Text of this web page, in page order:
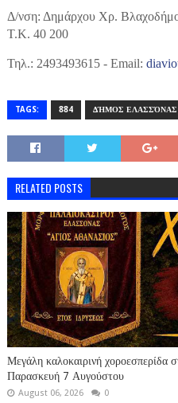
Δ/νση: Δημάρχου Χρ.
Τ.Κ. 40 200
Τηλ.: 2493493615 - Email:
TAGS: 884 ΔΉΜΟΣ ΕΛΑΣΣΌΝΑΣ
RELATED POSTS
Μεγάλη καλοκαιρινή χοροεσπερίδα
Παρασκευή 7 Αυγούστου
August 06, 2026 0